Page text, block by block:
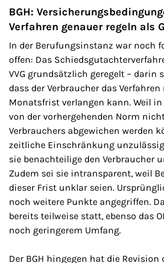
BGH:
Verfahren genauer regeln als
In der Berufungsinstanz war noch
offen: Das
VVG grundsätzlich geregelt – darin
dass der Verbraucher das
Monatsfrist verlangen kann. Weil in
von der vorhergehenden Norm
Verbrauchers abgewichen werden
zeitliche Einschränkung
sie benachteilige den Verbraucher
Zudem sei sie intransparent, weil
dieser Frist unklar seien.
noch weitere Punkte angegriffen.
bereits teilweise statt, ebenso das
noch geringerem Umfang.
Der BGH hingegen hat die